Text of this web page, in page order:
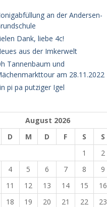
an der Andersen-
Dank, liebe 4c!
aus der Imkerwelt
Tannenbaum und
am 28.11.2022
pi pa putziger Igel
August 2026
D M D F S
S
1
2
4 5 6 7 8
9
11 12 13 14 15
16
18 19 20 21 22
23